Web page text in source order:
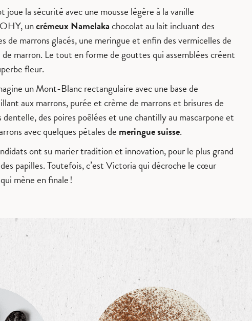
joue la sécurité avec une mousse légère à la vanille
uncrémeux Namelakachocolat au lait incluant des
de marrons glacés, une meringue et enfin des vermicelles de
marron. Le tout en forme de gouttes qui assemblées créent
fleur.
un Mont-Blanc rectangulaire avec une base de
aux marrons, purée et crème de marrons et brisures de
dentelle, des poires poêlées et une chantilly au mascarpone et
avec quelques pétales de meringue suisse.
ont su marier tradition et innovation, pour le plus grand
papilles. Toutefois, c’est Victoria qui décroche le cœur
mène en finale !